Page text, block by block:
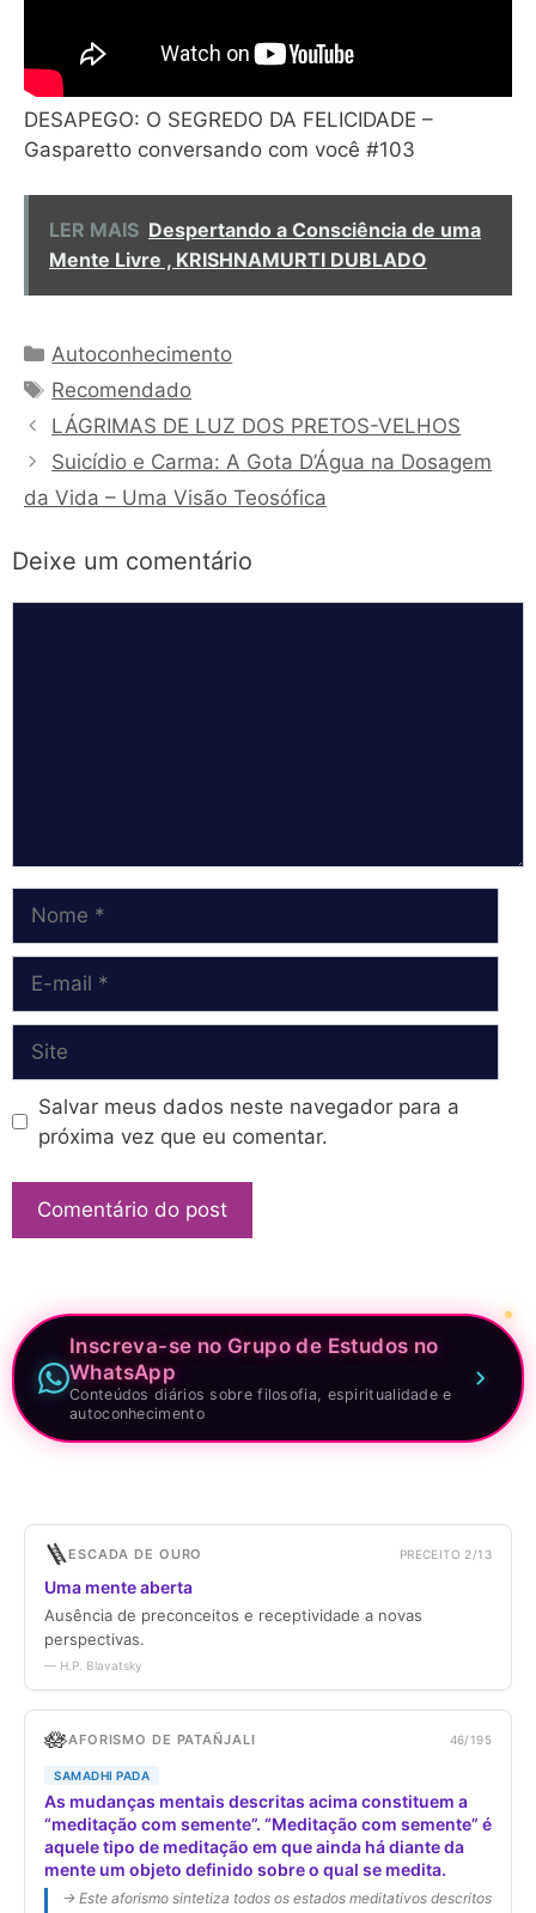
DESAPEGO: O SEGREDO DA FELICIDADE –
Gasparetto conversando com você #103
LER MAIS Despertando a Consciência de uma
Mente Livre , KRISHNAMURTI DUBLADO
Categorias
Autoconhecimento
Tags
Recomendado
LÁGRIMAS DE LUZ DOS PRETOS-VELHOS
Suicídio e Carma: A Gota D’Água na Dosagem
da Vida – Uma Visão Teosófica
Deixe um comentário
mail
Salvar meus dados neste navegador para a
próxima vez que eu comentar.
Inscreva-se no Grupo de Estudos no
WhatsApp
Conteúdos diários sobre filosofia, espiritualidade e
autoconhecimento